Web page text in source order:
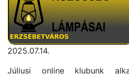
2025.07.14.
Júliusi online klubunk